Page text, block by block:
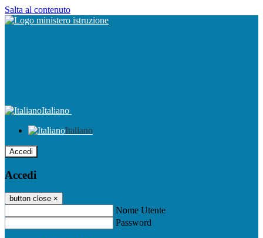
Salta al contenuto
Italiano
Italiano
Accedi
Accedi
button close ×
Nome Utente
Password